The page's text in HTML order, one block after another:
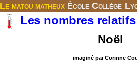
Le matou matheux École Collège
Les nombres
Noël
imaginé par Corinne